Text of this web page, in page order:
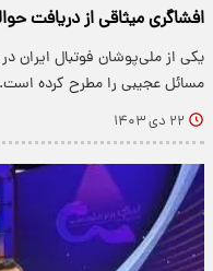
افشاگری میثاقی از دریافت
یکی از ملی‌پوشان فوتبال
مسائل عجیبی را مطرح کرده است.
۲۲ دی ۱۴۰۳